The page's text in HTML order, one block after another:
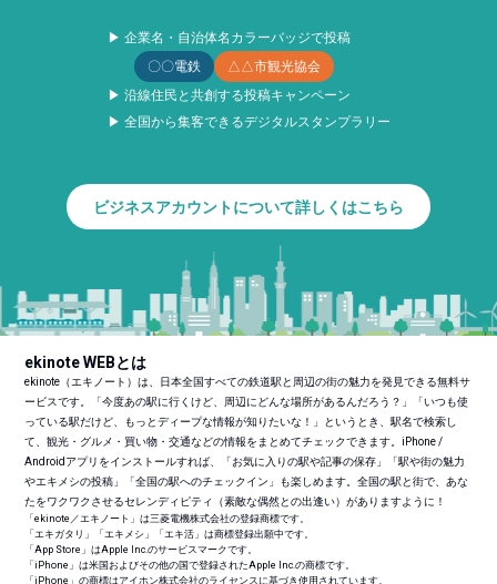
▶ 企業名・自治体名カラーバッジで投稿
〇〇電鉄
△△市観光協会
▶ 沿線住民と共創する投稿キャンペーン
▶ 全国から集客できるデジタルスタンプラリー
ビジネスアカウントについて詳しくはこちら
ekinote WEBとは
ekinote（エキノート）は、日本全国すべての鉄道駅と周辺の街の魅力を発見できる無料サ
ービスです。「今度あの駅に行くけど、周辺にどんな場所があるんだろう？」「いつも使
っている駅だけど、もっとディープな情報が知りたいな！」というとき、駅名で検索し
て、観光・グルメ・買い物・交通などの情報をまとめてチェックできます。iPhone /
Androidアプリをインストールすれば、「お気に入りの駅や記事の保存」「駅や街の魅力
やエキメシの投稿」「全国の駅へのチェックイン」も楽しめます。全国の駅と街で、あな
たをワクワクさせるセレンディピティ（素敵な偶然との出逢い）がありますように！
「ekinote／エキノート」は三菱電機株式会社の登録商標です。
「エキガタリ」「エキメシ」「エキ活」は商標登録出願中です。
「App Store」はApple Inc.のサービスマークです。
「iPhone」は米国およびその他の国で登録されたApple Inc.の商標です。
「iPhone」の商標はアイホン株式会社のライセンスに基づき使用されています。